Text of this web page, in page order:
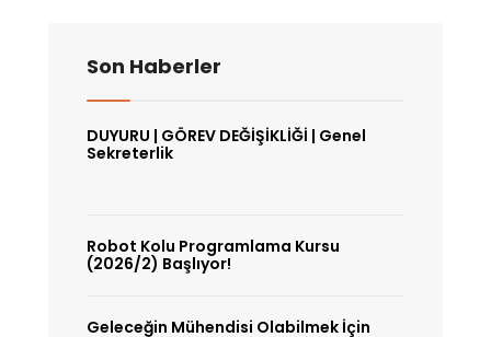
Son Haberler
DUYURU | GÖREV DEĞİŞİKLİĞİ | Genel
Sekreterlik
Robot Kolu Programlama Kursu
(2026/2) Başlıyor!
Geleceğin Mühendisi Olabilmek İçin